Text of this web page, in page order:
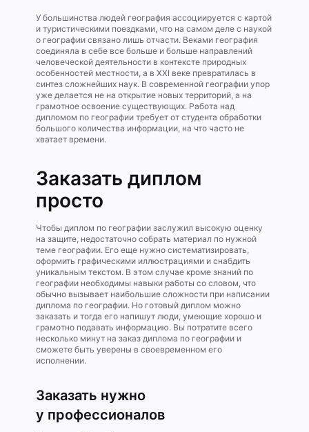
У большинства людей география ассоциируется с картой
и туристическими поездками, что на самом деле с наукой
о географии связано лишь отчасти. Веками география
соединяла в себе все больше и больше направлений
человеческой деятельности в контексте природных
особенностей местности, а в XXI веке превратилась в
синтез сложнейших наук. В современной географии упор
уже делается не на открытие новых территорий, а на
грамотное освоение существующих. Работа над
дипломом по географии требует от студента обработки
большого количества информации, на что часто не
хватает времени.
Заказать диплом
просто
Чтобы диплом по географии заслужил высокую оценку
на защите, недостаточно собрать материал по нужной
теме географии. Его еще нужно систематизировать,
оформить графическими иллюстрациями и снабдить
уникальным текстом. В этом случае кроме знаний по
географии необходимы навыки работы со словом, что
обычно вызывает наибольшие сложности при написании
диплома по географии. Но готовый диплом можно
заказать и тогда его напишут люди, умеющие хорошо и
грамотно подавать информацию. Вы потратите всего
несколько минут на заказ диплома по географии и
сможете быть уверены в своевременном его
исполнении.
Заказать нужно
у профессионалов